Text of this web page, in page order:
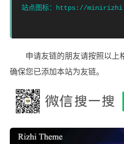
申请友链的朋友请按照以上
确保您已添加本站为友链。